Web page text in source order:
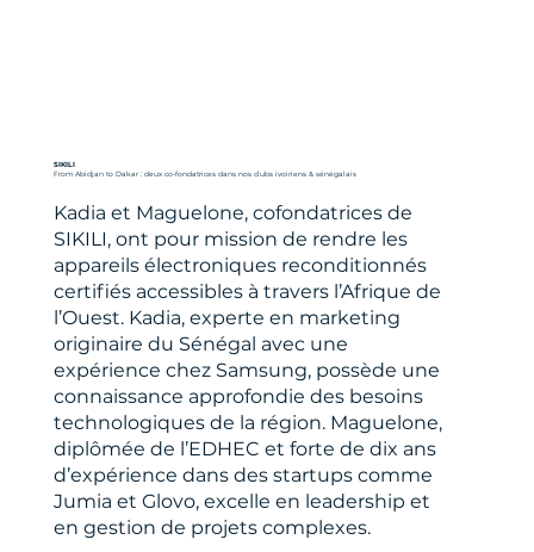
SIKILI
From Abidjan to Dakar : deux co-fondatrices dans nos clubs ivoiriens & sénégalais
Kadia et Maguelone, cofondatrices de
SIKILI, ont pour mission de rendre les
appareils électroniques reconditionnés
certifiés accessibles à travers l’Afrique de
l’Ouest. Kadia, experte en marketing
originaire du Sénégal avec une
expérience chez Samsung, possède une
connaissance approfondie des besoins
technologiques de la région. Maguelone,
diplômée de l’EDHEC et forte de dix ans
d’expérience dans des startups comme
Jumia et Glovo, excelle en leadership et
en gestion de projets complexes.